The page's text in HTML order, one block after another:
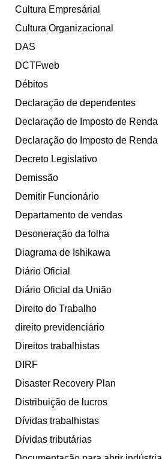
Cultura Empresárial
Cultura Organizacional
DAS
DCTFweb
Débitos
Declaração de dependentes
Declaração de Imposto de Renda
Declaração do Imposto de Renda
Decreto Legislativo
Demissão
Demitir Funcionário
Departamento de vendas
Desoneração da folha
Diagrama de Ishikawa
Diário Oficial
Diário Oficial da União
Direito do Trabalho
direito previdenciário
Direitos trabalhistas
DIRF
Disaster Recovery Plan
Distribuição de lucros
Dívidas trabalhistas
Dívidas tributárias